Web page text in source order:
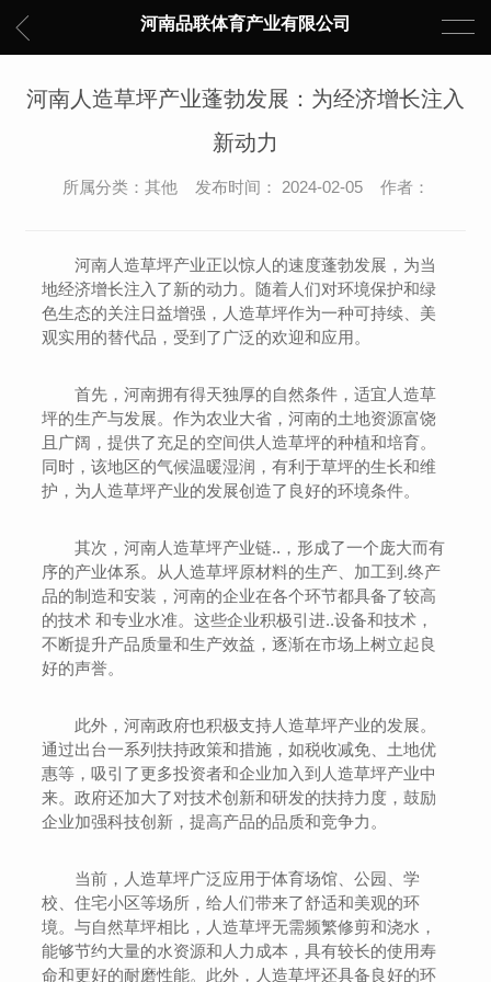
河南品联体育产业有限公司
河南人造草坪产业蓬勃发展：为经济增长注入
新动力
所属分类：其他 发布时间： 2024-02-05 作者：
河南人造草坪产业正以惊人的速度蓬勃发展，为当
地经济增长注入了新的动力。随着人们对环境保护和绿
色生态的关注日益增强，人造草坪作为一种可持续、美
观实用的替代品，受到了广泛的欢迎和应用。
首先，河南拥有得天独厚的自然条件，适宜人造草
坪的生产与发展。作为农业大省，河南的土地资源富饶
且广阔，提供了充足的空间供人造草坪的种植和培育。
同时，该地区的气候温暖湿润，有利于草坪的生长和维
护，为人造草坪产业的发展创造了良好的环境条件。
其次，河南人造草坪产业链..，形成了一个庞大而有
序的产业体系。从人造草坪原材料的生产、加工到.终产
品的制造和安装，河南的企业在各个环节都具备了较高
的技术 和专业水准。这些企业积极引进..设备和技术，
不断提升产品质量和生产效益，逐渐在市场上树立起良
好的声誉。
此外，河南政府也积极支持人造草坪产业的发展。
通过出台一系列扶持政策和措施，如税收减免、土地优
惠等，吸引了更多投资者和企业加入到人造草坪产业中
来。政府还加大了对技术创新和研发的扶持力度，鼓励
企业加强科技创新，提高产品的品质和竞争力。
当前，人造草坪广泛应用于体育场馆、公园、学
校、住宅小区等场所，给人们带来了舒适和美观的环
境。与自然草坪相比，人造草坪无需频繁修剪和浇水，
能够节约大量的水资源和人力成本，具有较长的使用寿
命和更好的耐磨性能。此外，人造草坪还具备良好的环